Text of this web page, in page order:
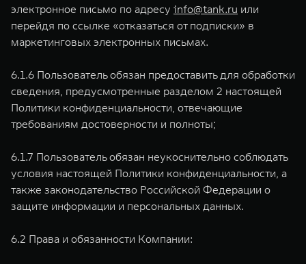
электронное письмо по адресу info@tank.ru или
перейдя по ссылке «отказаться от подписки» в
маркетинговых электронных письмах.
6.1.6 Пользователь обязан предоставить для обработки
сведения, предусмотренные разделом 2 настоящей
Политики конфиденциальности, отвечающие
требованиям достоверности и полноты;
6.1.7 Пользователь обязан неукоснительно соблюдать
условия настоящей Политики конфиденциальности, а
также законодательство Российской Федерации о
защите информации и персональных данных.
6.2 Права и обязанности Компании: